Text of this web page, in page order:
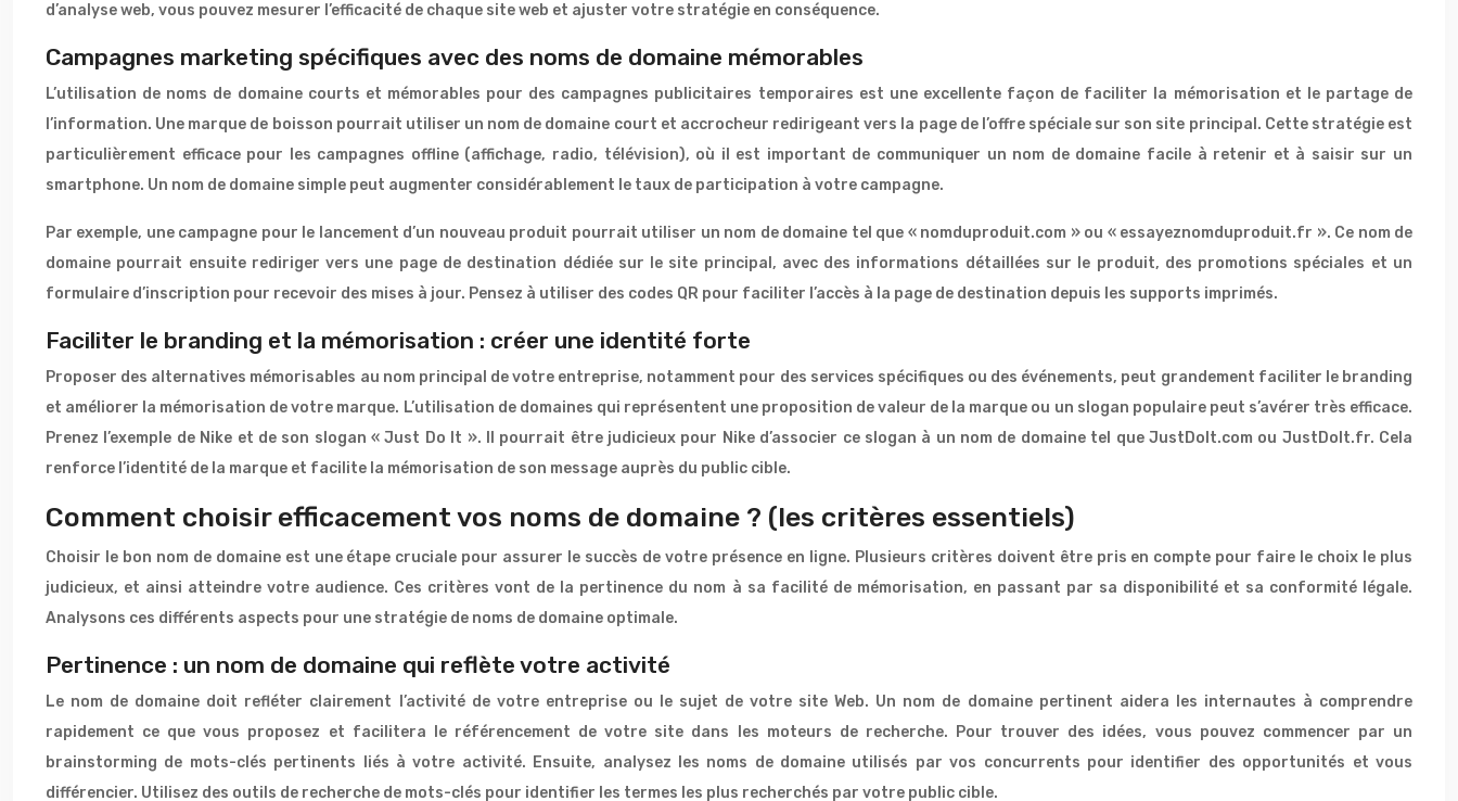
d’analyse web, vous pouvez mesurer l’efficacité de chaque site web et ajuster votre stratégie en conséquence.
Campagnes marketing spécifiques avec des noms de domaine mémorables
L’utilisation de noms de domaine courts et mémorables pour des campagnes publicitaires temporaires est une excellente façon de faciliter la mémorisation et le partage de
l’information. Une marque de boisson pourrait utiliser un nom de domaine court et accrocheur redirigeant vers la page de l’offre spéciale sur son site principal. Cette stratégie est
particulièrement efficace pour les campagnes offline (affichage, radio, télévision), où il est important de communiquer un nom de domaine facile à retenir et à saisir sur un
smartphone. Un nom de domaine simple peut augmenter considérablement le taux de participation à votre campagne.
Par exemple, une campagne pour le lancement d’un nouveau produit pourrait utiliser un nom de domaine tel que « nomduproduit.com » ou « essayeznomduproduit.fr ». Ce nom de
domaine pourrait ensuite rediriger vers une page de destination dédiée sur le site principal, avec des informations détaillées sur le produit, des promotions spéciales et un
formulaire d’inscription pour recevoir des mises à jour. Pensez à utiliser des codes QR pour faciliter l’accès à la page de destination depuis les supports imprimés.
Faciliter le branding et la mémorisation : créer une identité forte
Proposer des alternatives mémorisables au nom principal de votre entreprise, notamment pour des services spécifiques ou des événements, peut grandement faciliter le branding
et améliorer la mémorisation de votre marque. L’utilisation de domaines qui représentent une proposition de valeur de la marque ou un slogan populaire peut s’avérer très efficace.
Prenez l’exemple de Nike et de son slogan « Just Do It ». Il pourrait être judicieux pour Nike d’associer ce slogan à un nom de domaine tel que JustDoIt.com ou JustDoIt.fr. Cela
renforce l’identité de la marque et facilite la mémorisation de son message auprès du public cible.
Comment choisir efficacement vos noms de domaine ? (les critères essentiels)
Choisir le bon nom de domaine est une étape cruciale pour assurer le succès de votre présence en ligne. Plusieurs critères doivent être pris en compte pour faire le choix le plus
judicieux, et ainsi atteindre votre audience. Ces critères vont de la pertinence du nom à sa facilité de mémorisation, en passant par sa disponibilité et sa conformité légale.
Analysons ces différents aspects pour une stratégie de noms de domaine optimale.
Pertinence : un nom de domaine qui reflète votre activité
Le nom de domaine doit refléter clairement l’activité de votre entreprise ou le sujet de votre site Web. Un nom de domaine pertinent aidera les internautes à comprendre
rapidement ce que vous proposez et facilitera le référencement de votre site dans les moteurs de recherche. Pour trouver des idées, vous pouvez commencer par un
brainstorming de mots-clés pertinents liés à votre activité. Ensuite, analysez les noms de domaine utilisés par vos concurrents pour identifier des opportunités et vous
différencier. Utilisez des outils de recherche de mots-clés pour identifier les termes les plus recherchés par votre public cible.